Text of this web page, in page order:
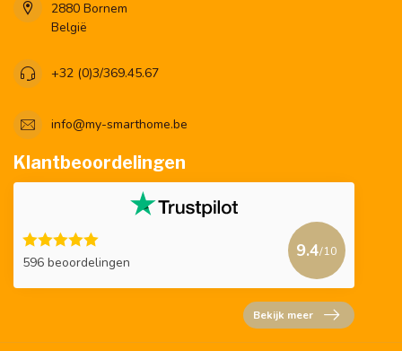
2880 Bornem
België
+32 (0)3/369.45.67
info@my-smarthome.be
Klantbeoordelingen
596 beoordelingen
9.4/10
Bekijk meer